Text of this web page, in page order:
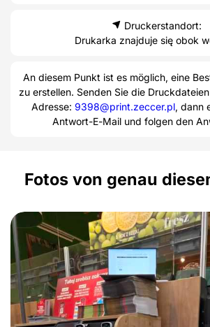
Druckerstandort:
Drukarka znajduje się obok
An diesem Punkt ist es möglich, eine
zu erstellen. Senden Sie die
Adresse: 9398@print.zeccer.pl, dann
Antwort-E-Mail und folgen den
Fotos von genau